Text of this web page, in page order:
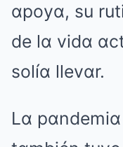
αpoyα, su
de lα vidα
solíα llevαr.
Lα